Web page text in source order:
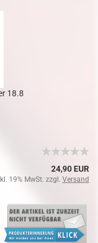
18.8
24,90 EUR
19% MwSt. zzgl. Versand